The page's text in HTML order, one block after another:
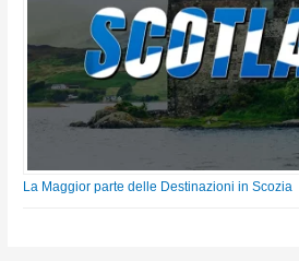
La Maggior parte delle Destinazioni in Scozia